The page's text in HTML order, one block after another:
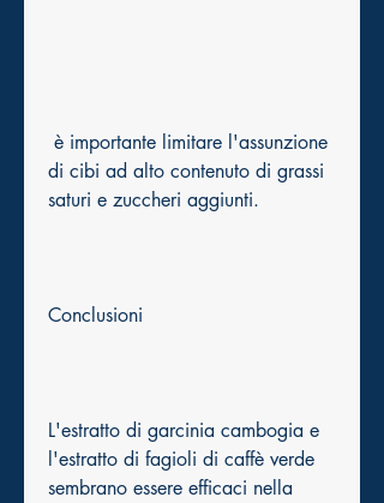
di cibi ad alto contenuto di grassi
saturi e zuccheri aggiunti.
Conclusioni
L'estratto di garcinia cambogia e
l'estratto di fagioli di caffè verde
sembrano essere efficaci nella